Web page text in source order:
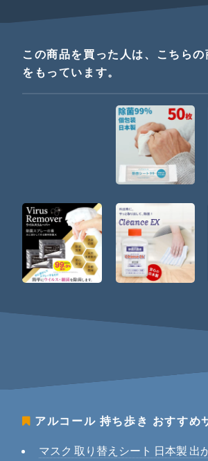
この商品を買った人は、こちら
をもっています。
アルコール 持ち歩き おすすめ
マスク 取り替えシート 日本製 出